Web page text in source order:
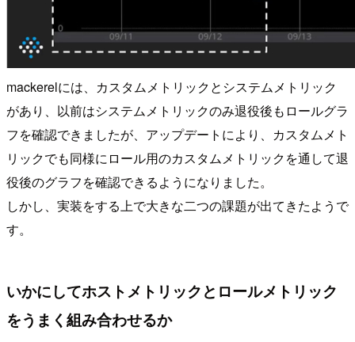
mackerelには、カスタムメトリックとシステムメトリック
があり、以前はシステムメトリックのみ退役後もロールグラ
フを確認できましたが、アップデートにより、カスタムメト
リックでも同様にロール用のカスタムメトリックを通して退
役後のグラフを確認できるようになりました。
しかし、実装をする上で大きな二つの課題が出てきたようで
す。
いかにしてホストメトリックとロールメトリック
をうまく組み合わせるか